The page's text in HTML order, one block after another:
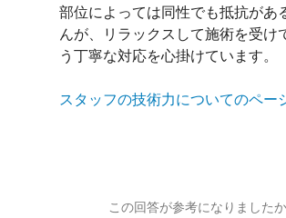
部位によっては同性でも抵抗があ
んが、リラックスして施術を受け
う丁寧な対応を心掛けています。
スタッフの技術力についてのペー
この回答が参考になりましたか